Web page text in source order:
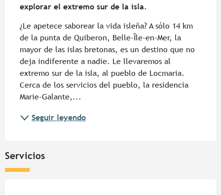
explorar el extremo sur de la isla.
¿Le apetece saborear la vida isleña? A sólo 14 km
de la punta de Quiberon, Belle-Île-en-Mer, la
mayor de las islas bretonas, es un destino que no
deja indiferente a nadie. Le llevaremos al
extremo sur de la isla, al pueblo de Locmaria.
Cerca de los servicios del pueblo, la residencia
Marie-Galante,...
Seguir leyendo
Servicios